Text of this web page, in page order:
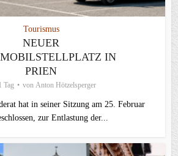
Tourismus
NEUER
IN
PRIEN
Tag von Anton Hötzelsperger
hat in seiner Sitzung am 25. Februar
zur Entlastung der...